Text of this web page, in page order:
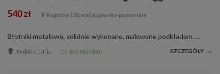
540 zł Rogóźno 130, woj. kujawsko-pomorskie
Błotniki metalowe, solidnie wykonane, malowane podkładem. Błotniki tylne do ciągnika C 360, C 360-3P CENA 540 zł/szt. Producent: Produkt Polski, Gwarancja: 24 miesiące,Numer katalogowy: 46455290,Inne: błotnik nowy zabezpieczony przed korozją (p...
Podbite: 14 lip DO NOTESU SZCZEGÓŁY